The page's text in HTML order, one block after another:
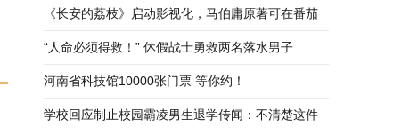
天百事通
《长安的荔枝》启动影视化，马伯庸原著可在番茄
小说畅读！
“人命必须得救！” 休假战士勇救两名落水男子
河南省科技馆10000张门票 等你约！
学校回应制止校园霸凌男生退学传闻：不清楚这件